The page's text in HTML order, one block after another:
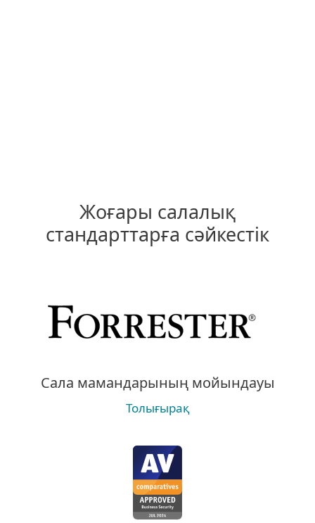
Жоғары салалық
стандарттарға сәйкестік
Сала мамандарының мойындауы
Толығырақ